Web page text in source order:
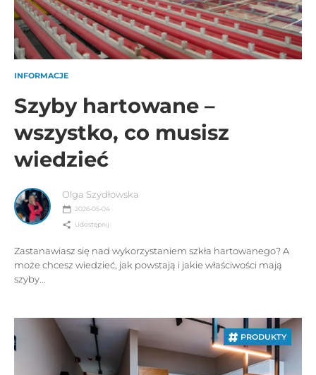
INFORMACJE
Szyby hartowane –
wszystko, co musisz
wiedzieć
Olga Szydłowska
2026-05-04
Udostępnij
Zastanawiasz się nad wykorzystaniem szkła hartowanego? A
może chcesz wiedzieć, jak powstają i jakie właściwości mają
szyby...
PRODUKTY